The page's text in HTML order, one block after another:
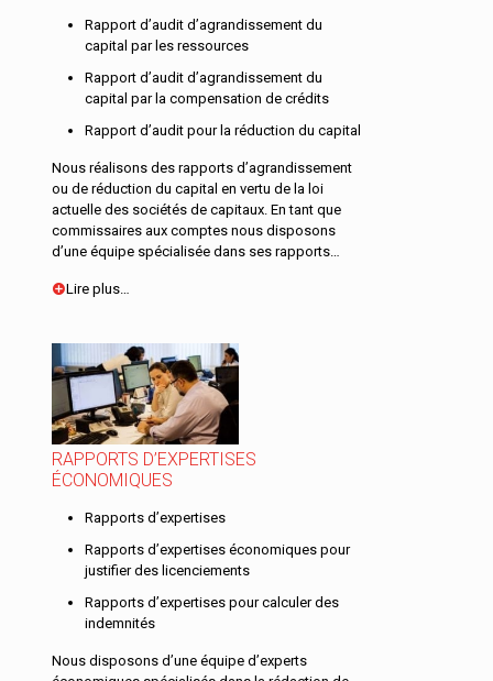
Rapport d’audit d’agrandissement du
capital par les ressources
Rapport d’audit d’agrandissement du
capital par la compensation de crédits
Rapport d’audit pour la réduction du capital
Nous réalisons des rapports d’agrandissement
ou de réduction du capital en vertu de la loi
actuelle des sociétés de capitaux. En tant que
commissaires aux comptes nous disposons
d’une équipe spécialisée dans ses rapports…
Lire plus…
RAPPORTS D’EXPERTISES
ÉCONOMIQUES
Rapports d’expertises
Rapports d’expertises économiques pour
justifier des licenciements
Rapports d’expertises pour calculer des
indemnités
Nous disposons d’une équipe d’experts